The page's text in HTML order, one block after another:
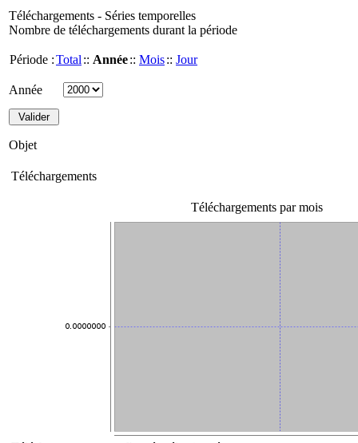
Téléchargements - Séries temporelles
Nombre de téléchargements durant la période
Période :Total :: Année:: Mois:: Jour
Année
Objet
Téléchargements
Téléchargements par mois